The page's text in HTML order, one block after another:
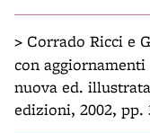
> Corrado Ricci e
con
nuova ed.
edizioni, 2002, pp.